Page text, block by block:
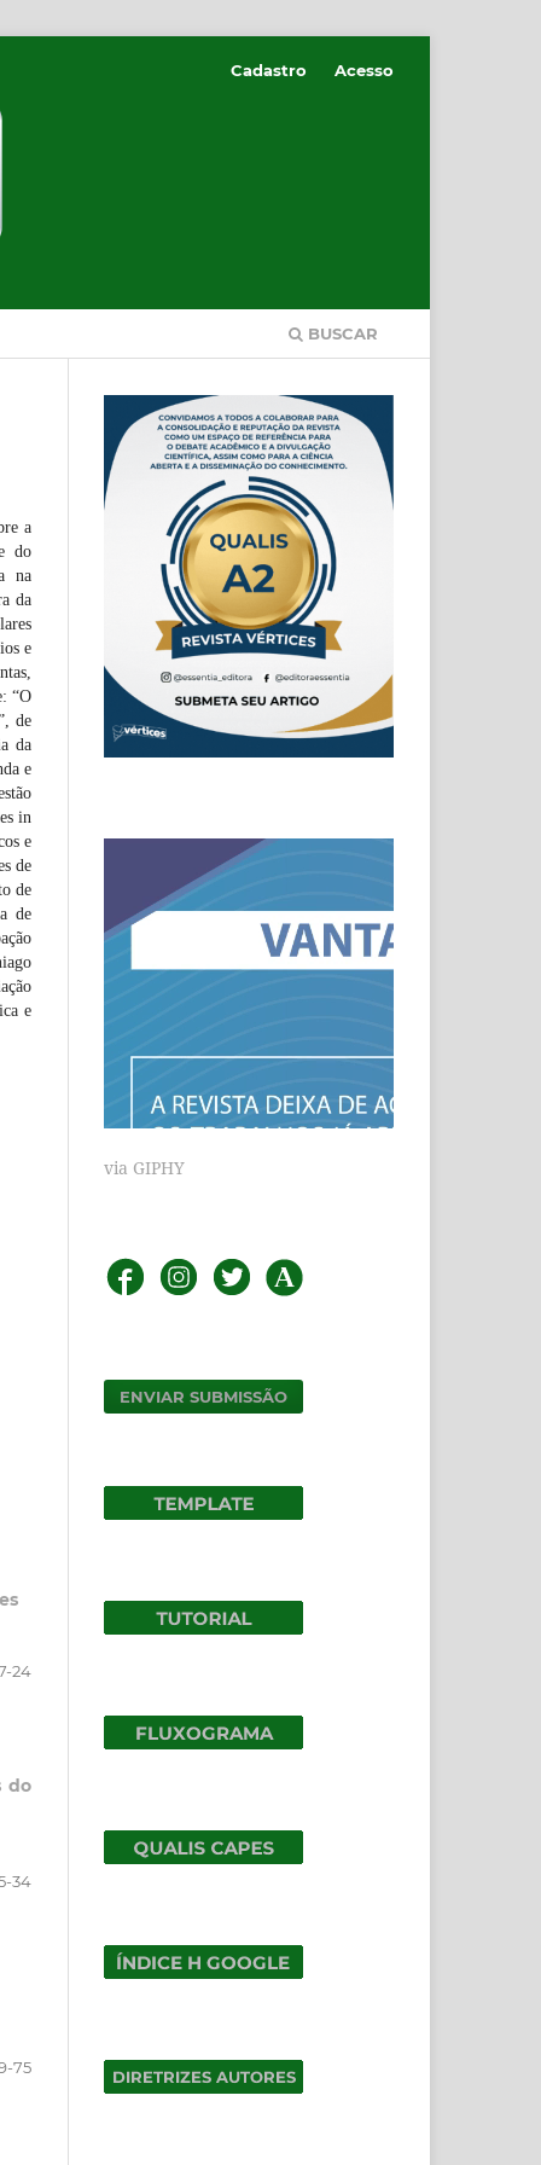
BUSCAR
Cadastro Acesso
a
do
na
da
e
“O
de
da
e
in
e
de
de
de
e
24
do
34
75
via GIPHY
ENVIAR SUBMISSÃO